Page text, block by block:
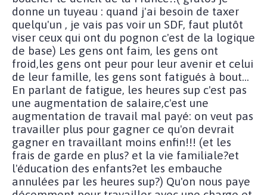
donne un tuyeau : quand j'ai besoin de taxer
quelqu'un , je vais pas voir un SDF, faut plutôt
viser ceux qui ont du pognon c'est de la logique
de base) Les gens ont faim, les gens ont
froid,les gens ont peur pour leur avenir et celui
de leur famille, les gens sont fatigués à bout...
En parlant de fatigue, les heures sup c'est pas
une augmentation de salaire,c'est une
augmentation de travail mal payé: on veut pas
travailler plus pour gagner ce qu'on devrait
gagner en travaillant moins enfin!!! (et les
frais de garde en plus? et la vie familiale?et
l'éducation des enfants?et les embauche
annulées par les heures sup?) Qu'on nous paye